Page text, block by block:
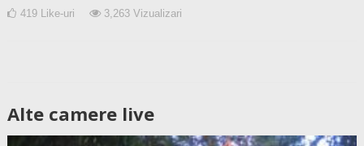
419 Like-uri 3,263Vizualizari
Alte camere live